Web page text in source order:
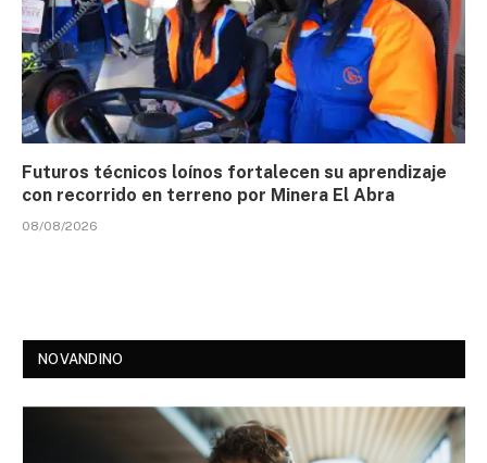
Futuros técnicos loínos fortalecen su aprendizaje
con recorrido en terreno por Minera El Abra
08/08/2026
NOVANDINO